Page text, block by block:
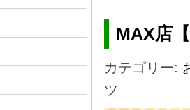
MAX店
カテゴリー:
ツ